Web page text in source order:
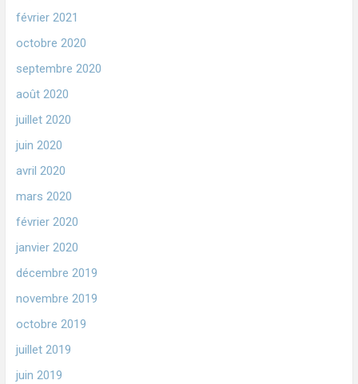
février 2021
octobre 2020
septembre 2020
août 2020
juillet 2020
juin 2020
avril 2020
mars 2020
février 2020
janvier 2020
décembre 2019
novembre 2019
octobre 2019
juillet 2019
juin 2019